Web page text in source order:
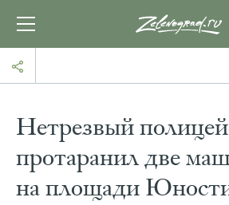
Нетрезвый
протаранил две
на площади